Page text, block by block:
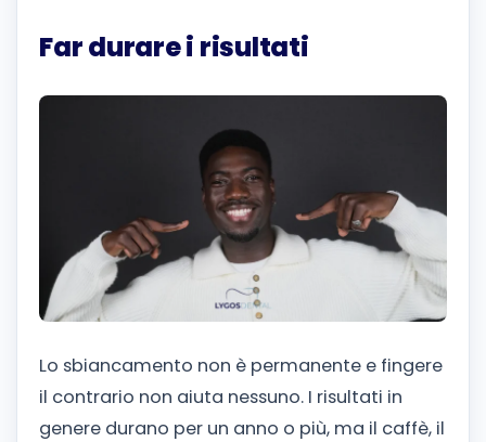
Far durare i risultati
Lo sbiancamento non è permanente e fingere
il contrario non aiuta nessuno. I risultati in
genere durano per un anno o più, ma il caffè, il